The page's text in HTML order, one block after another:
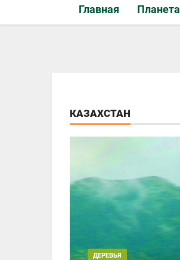
Главная Планета
КАЗАХСТАН
ДЕРЕВЬЯ